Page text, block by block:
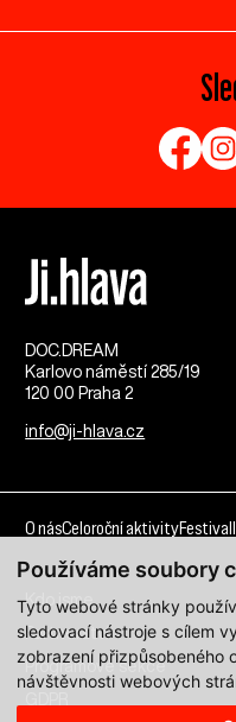
Používáme soubory
Tyto webové stránky
sledovací nástroje s cílem
zobrazení přizpůsobeného
návštěvnosti webových
DOC.DREAM​
Karlovo náměstí 285/19
120 00 Praha 2
info@ji-hlava.cz
O násCeloroční aktivityFestival
Kdo jsme
Partnerství
Programové sekce